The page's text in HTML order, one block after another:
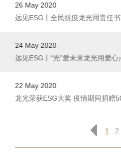
26 May 2020
远见ESG丨全民抗疫龙光用责任
24 May 2020
远见ESG丨“光”爱未来龙光用爱
22 May 2020
龙光荣获ESG大奖 疫情期间捐赠
1 2